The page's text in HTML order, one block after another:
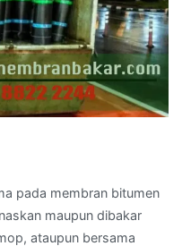
pada membran bitumen
maupun dibakar
ataupun bersama